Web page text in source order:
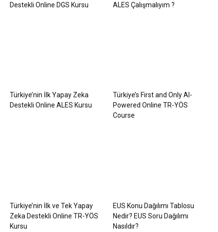
Destekli Online DGS Kursu
ALES Çalışmalıyım ?
Türkiye’nin İlk Yapay Zeka
Destekli Online ALES Kursu
Türkiye’s First and Only AI-
Powered Online TR-YÖS
Course
Türkiye’nin İlk ve Tek Yapay
Zeka Destekli Online TR-YÖS
Kursu
EUS Konu Dağılımı Tablosu
Nedir? EUS Soru Dağılımı
Nasıldır?